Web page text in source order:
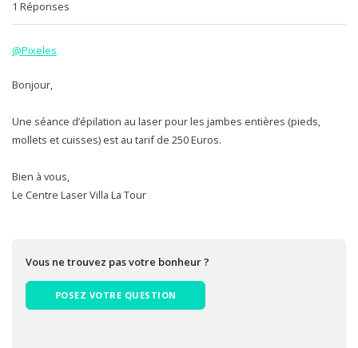
1 Réponses
@Pixeles
Bonjour,
Une séance d’épilation au laser pour les jambes entières (pieds,
mollets et cuisses) est au tarif de 250 Euros.
Bien à vous,
Le Centre Laser Villa La Tour
Vous ne trouvez pas votre bonheur ?
POSEZ VOTRE QUESTION